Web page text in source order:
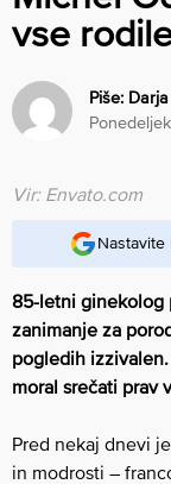
vse
Piše:
Vir: Envato.com
85-letni ginekolog
zanimanje za
pogledih
moral srečati prav
Pred nekaj dnevi
in modrosti –